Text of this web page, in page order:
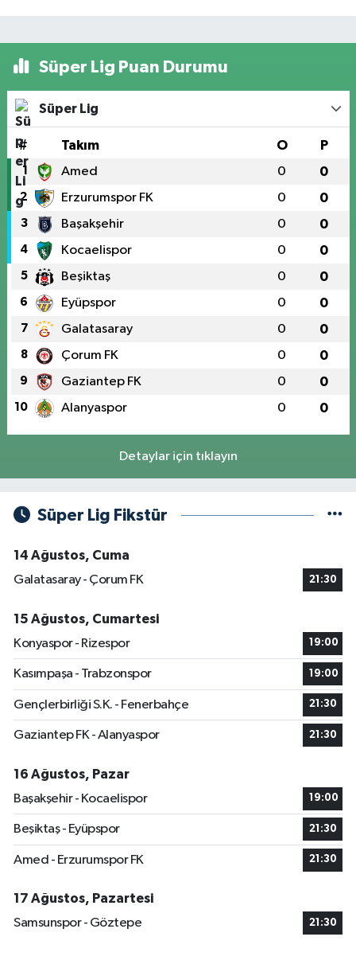
Süper Lig Puan Durumu
Süper Lig
# Takım O P
1 Amed 0 0
2 Erzurumspor FK 0 0
3 Başakşehir 0 0
4 Kocaelispor 0 0
5 Beşiktaş 0 0
6 Eyüpspor 0 0
7 Galatasaray 0 0
8 Çorum FK 0 0
9 Gaziantep FK 0 0
10 Alanyaspor 0 0
Detaylar için tıklayın
Süper Lig Fikstür
14 Ağustos, Cuma
Galatasaray - Çorum FK
21:30
15 Ağustos, Cumartesi
Konyaspor - Rizespor
19:00
Kasımpaşa - Trabzonspor 19:00
Gençlerbirliği S.K. - Fenerbahçe 21:30
Gaziantep FK - Alanyaspor 21:30
16 Ağustos, Pazar
Başakşehir - Kocaelispor
19:00
Beşiktaş - Eyüpspor 21:30
Amed - Erzurumspor FK 21:30
17 Ağustos, Pazartesi
Samsunspor - Göztepe
21:30